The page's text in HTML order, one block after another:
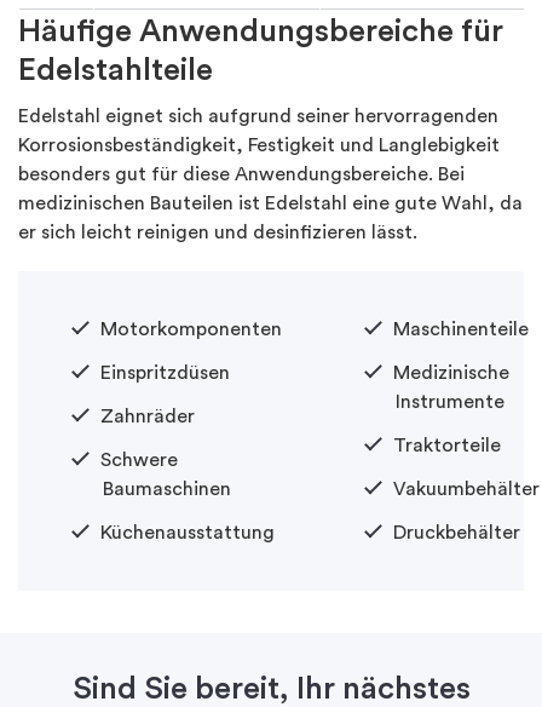
Häufige Anwendungsbereiche für
Edelstahlteile
Edelstahl eignet sich aufgrund seiner hervorragenden
Korrosionsbeständigkeit, Festigkeit und Langlebigkeit
besonders gut für diese Anwendungsbereiche. Bei
medizinischen Bauteilen ist Edelstahl eine gute Wahl, da
er sich leicht reinigen und desinfizieren lässt.
Motorkomponenten
Einspritzdüsen
Zahnräder
Schwere
Baumaschinen
Küchenausstattung
Maschinenteile
Medizinische
Instrumente
Traktorteile
Vakuumbehälter
Druckbehälter
Sind Sie bereit, Ihr nächstes